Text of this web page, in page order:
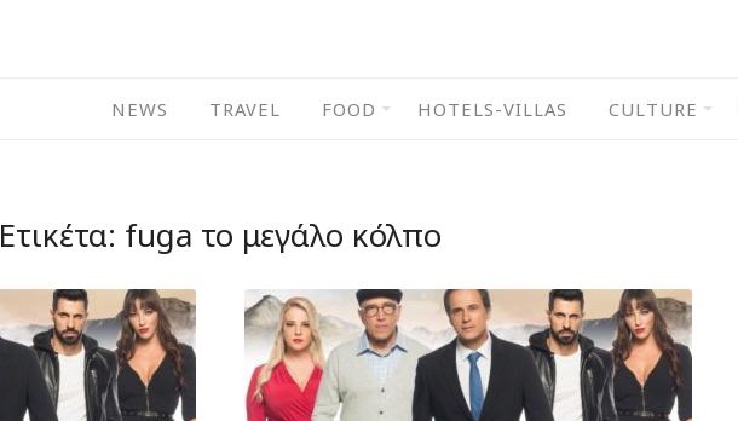
NEWS TRAVEL FOOD HOTELS-VILLAS CULTURE
Ετικέτα: fuga το μεγάλο κόλπο